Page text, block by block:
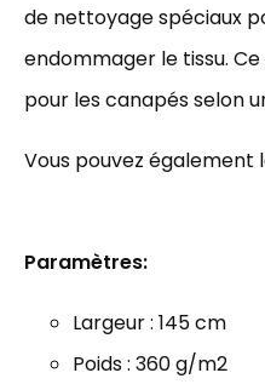
de nettoyage spéciaux
endommager le tissu.
pour les canapés selon
Vous pouvez également
Paramètres:
Largeur : 145 cm
Poids : 360 g/m2